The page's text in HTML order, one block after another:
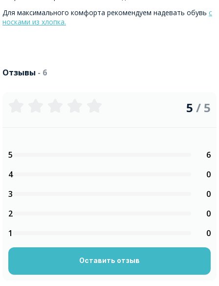
Для максимального комфорта рекомендуем надевать обувь с
носками из хлопка.
Отзывы - 6
5 / 5
5
6
4
0
3
0
2
0
1
0
Оставить отзыв